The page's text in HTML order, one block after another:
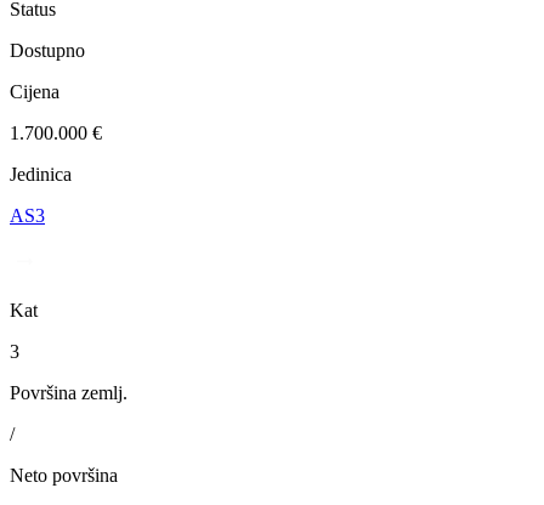
Status
Dostupno
Cijena
1.700.000 €
Jedinica
AS3
Kat
3
Površina zemlj.
/
Neto površina